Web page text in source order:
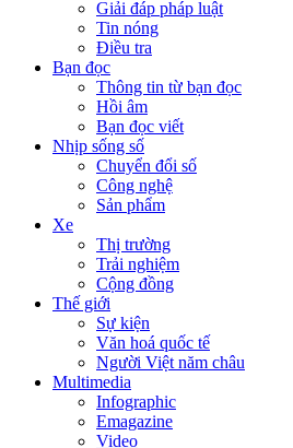
Giải đáp pháp luật
Tin nóng
Điều tra
Bạn đọc
Thông tin từ bạn đọc
Hồi âm
Bạn đọc viết
Nhịp sống số
Chuyển đổi số
Công nghệ
Sản phẩm
Xe
Thị trường
Trải nghiệm
Cộng đồng
Thế giới
Sự kiện
Văn hoá quốc tế
Người Việt năm châu
Multimedia
Infographic
Emagazine
Video